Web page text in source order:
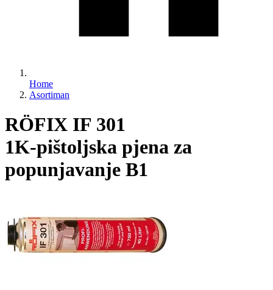
Home
Asortiman
RÖFIX IF 301
1K-pištoljska pjena za
popunjavanje B1